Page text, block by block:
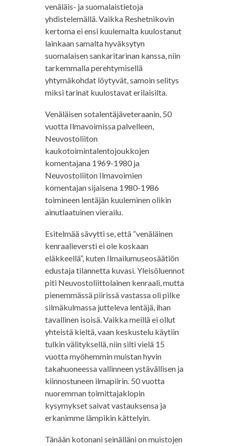
venäläis- ja suomalaistietoja
yhdistelemällä. Vaikka Reshetnikovin
kertoma ei ensi kuulemalta kuulostanut
lainkaan samalta hyväksytyn
suomalaisen sankaritarinan kanssa, niin
tarkemmalla perehtymisellä
yhtymäkohdat löytyvät, samoin selitys
miksi tarinat kuulostavat erilaisilta.
Venäläisen sotalentäjäveteraanin, 50
vuotta Ilmavoimissa palvelleen,
Neuvostoliiton
kaukotoimintalentojoukkojen
komentajana 1969-1980 ja
Neuvostoliiton Ilmavoimien
komentajan sijaisena 1980-1986
toimineen lentäjän kuuleminen olikin
ainutlaatuinen vierailu.
Esitelmää sävytti se, että “venäläinen
kenraalieversti ei ole koskaan
eläkkeellä”, kuten Ilmailumuseosäätiön
edustaja tilannetta kuvasi. Yleisöluennot
piti Neuvostoliittolainen kenraali, mutta
pienemmässä piirissä vastassa oli pilke
silmäkulmassa jutteleva lentäjä, ihan
tavallinen isoisä. Vaikka meillä ei ollut
yhteistä kieltä, vaan keskustelu käytiin
tulkin välityksellä, niin silti vielä 15
vuotta myöhemmin muistan hyvin
takahuoneessa vallinneen ystävällisen ja
kiinnostuneen ilmapiirin. 50 vuotta
nuoremman toimittajaklopin
kysymykset saivat vastauksensa ja
erkanimme lämpikin kättelyin.
Tänään kotonani seinälläni on muistojen